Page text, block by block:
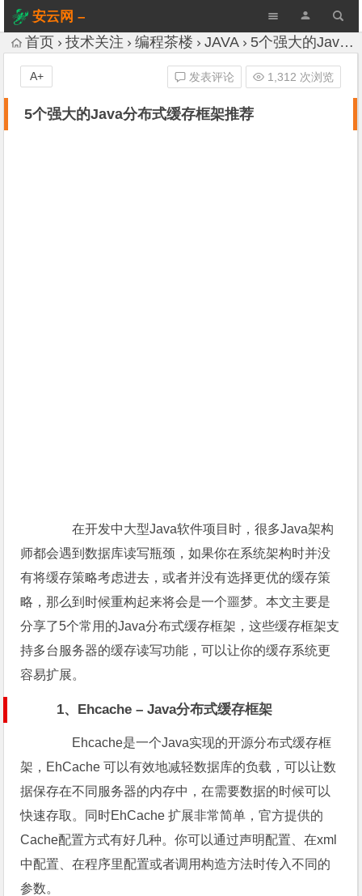
安云网 –
AnYun.ORG
首页 技术关注 编程茶楼 JAVA 5个强大的Java分布式缓存框架推荐
5个强大的Java分布式缓存框架推荐
发表评论 1,312 次浏览
A+
在开发中大型Java软件项目时，很多Java架构
师都会遇到数据库读写瓶颈，如果你在系统架构时并没
有将缓存策略考虑进去，或者并没有选择更优的缓存策
略，那么到时候重构起来将会是一个噩梦。本文主要是
分享了5个常用的Java分布式缓存框架，这些缓存框架支
持多台服务器的缓存读写功能，可以让你的缓存系统更
容易扩展。
1、Ehcache – Java分布式缓存框架
Ehcache是一个Java实现的开源分布式缓存框
架，EhCache 可以有效地减轻数据库的负载，可以让数
据保存在不同服务器的内存中，在需要数据的时候可以
快速存取。同时EhCache 扩展非常简单，官方提供的
Cache配置方式有好几种。你可以通过声明配置、在xml
中配置、在程序里配置或者调用构造方法时传入不同的
参数。